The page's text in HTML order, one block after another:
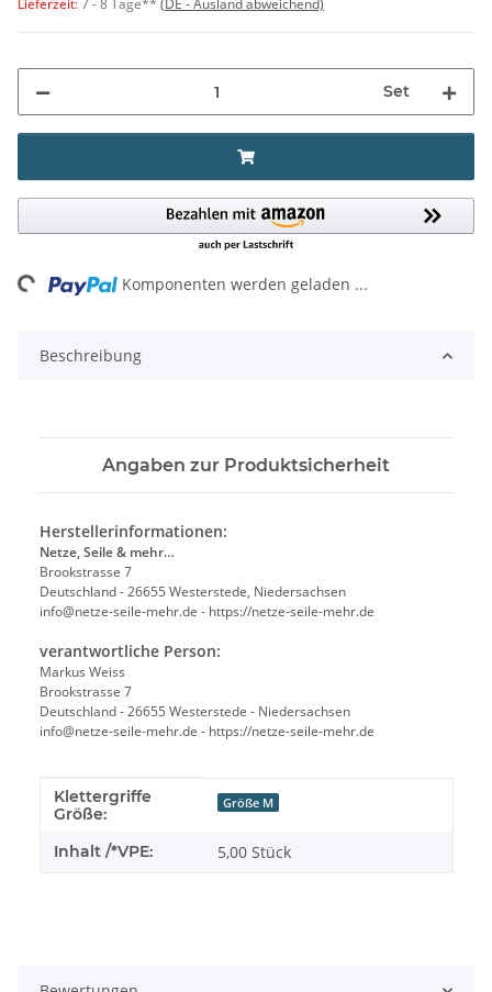
Lieferzeit:7 - 8 Tage** (DE - Ausland abweichend)
Set
Komponenten werden geladen ...
Beschreibung
Angaben zur Produktsicherheit
Herstellerinformationen:
Netze, Seile & mehr…
Brookstrasse 7
Deutschland - 26655 Westerstede, Niedersachsen
info@netze-seile-mehr.de - https://netze-seile-mehr.de
verantwortliche Person:
Markus Weiss
Brookstrasse 7
Deutschland - 26655 Westerstede - Niedersachsen
info@netze-seile-mehr.de - https://netze-seile-mehr.de
Produkteigenschaft
Wert
Klettergriffe
Größe:
Größe M
Inhalt /*VPE: 5,00 Stück